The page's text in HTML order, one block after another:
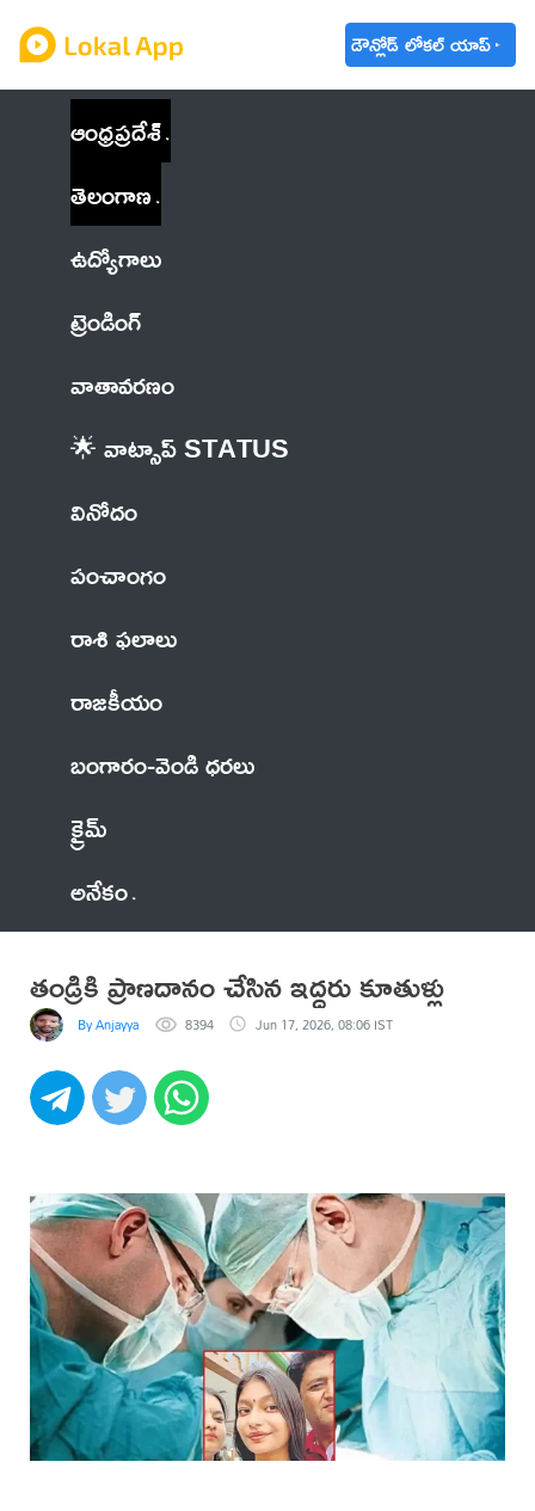
డౌన్లోడ్ లోకల్ యాప్
ఆంధ్రప్రదేశ్
తెలంగాణ
ఉద్యోగాలు
ట్రెండింగ్
వాతావరణం
🌟 వాట్సాప్ STATUS
వినోదం
పంచాంగం
రాశి ఫలాలు
రాజకీయం
బంగారం-వెండి ధరలు
క్రైమ్
అనేకం
తండ్రికి ప్రాణదానం చేసిన ఇద్దరు కూతుళ్లు
By Anjayya 8394 Jun 17, 2026, 08:06 IST